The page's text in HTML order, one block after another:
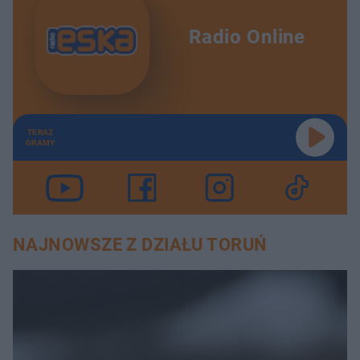
Radio Online
TERAZ
GRAMY
NAJNOWSZE Z DZIAŁU TORUŃ